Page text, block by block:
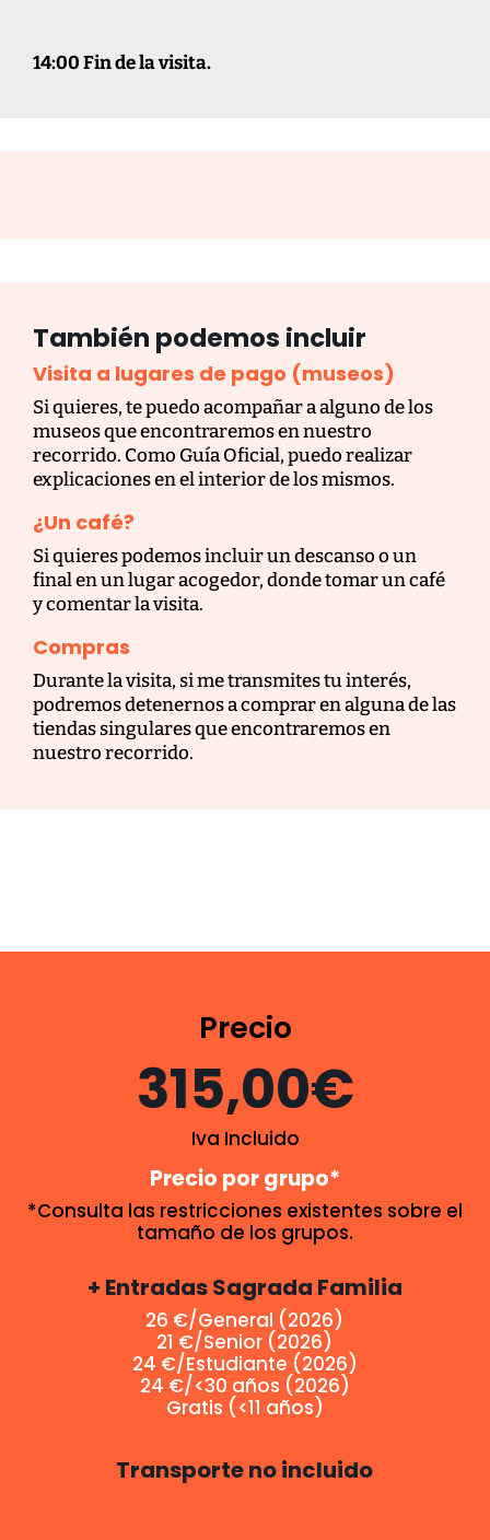
14:00 Fin de la visita.
También podemos incluir
Visita a lugares de pago (museos)
Si quieres, te puedo acompañar a alguno de los
museos que encontraremos en nuestro
recorrido. Como Guía Oficial, puedo realizar
explicaciones en el interior de los mismos.
¿Un café?
Si quieres podemos incluir un descanso o un
final en un lugar acogedor, donde tomar un café
y comentar la visita.
Compras
Durante la visita, si me transmites tu interés,
podremos detenernos a comprar en alguna de las
tiendas singulares que encontraremos en
nuestro recorrido.
Precio
315,00€
Iva Incluido
Precio por grupo*
*Consulta las restricciones existentes sobre el
tamaño de los grupos.
+ Entradas Sagrada Familia
26 €/General (2026)
21 €/Senior (2026)
24 €/Estudiante (2026)
24 €/<30 años (2026)
Gratis (<11 años)
Transporte no incluido